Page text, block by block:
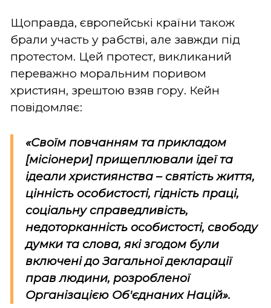
Щоправда, європейські країни також
брали участь у рабстві, але завжди під
протестом. Цей протест, викликаний
переважно моральним поривом
християн, зрештою взяв гору. Кейн
повідомляє:
«Своїм повчанням та прикладом
[місіонери] прищеплювали ідеї та
ідеали християнства – святість життя,
цінність особистості, гідність праці,
соціальну справедливість,
недоторканність особистості, свободу
думки та слова, які згодом були
включені до Загальної декларації
прав людини, розробленої
Організацією Об'єднаних Націй».